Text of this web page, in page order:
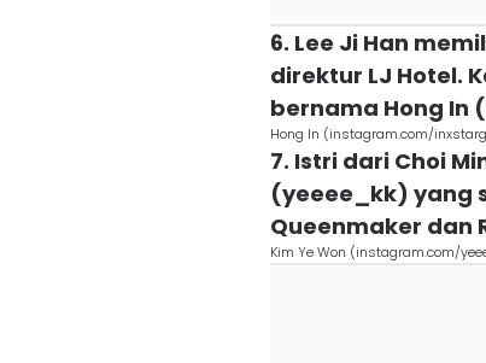
6. Lee Ji Han
direktur LJ Hotel.
bernama Hong In
Hong In (instagram.com/
7. Istri dari Choi
(yeeee_kk) yang
Queenmaker dan
Kim Ye Won (instagram.com/